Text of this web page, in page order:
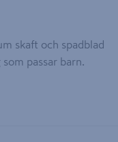
skaft och spadblad
passar barn.